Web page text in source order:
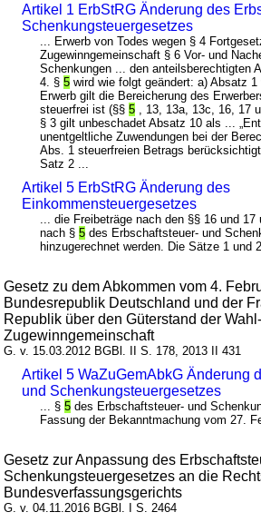
Artikel 1 ErbStRG Änderung des
Schenkungsteuergesetzes
... Erwerb von Todes wegen § 4
Zugewinngemeinschaft § 6 Vor- und
Schenkungen ... den anteilsberechtigten
4. §5 wird wie folgt geändert: a) Absatz
Erwerb gilt die Bereicherung des
steuerfrei ist (§§5 , 13, 13a, 13c, 16, 17
§ 3 gilt unbeschadet Absatz 10 als ...
unentgeltliche Zuwendungen bei der
Abs. 1 steuerfreien Betrags
Satz 2 ...
Artikel 5 ErbStRG Änderung des
Einkommensteuergesetzes
... die Freibeträge nach den §§ 16 und
nach §5 des Erbschaftsteuer- und
hinzugerechnet werden. Die Sätze 1 und 2
Gesetz zu dem Abkommen vom 4.
Bundesrepublik Deutschland und der
Republik über den Güterstand der Wahl-
Zugewinngemeinschaft
G. v. 15.03.2012 BGBl. II S. 178, 2013 II 431
Artikel 5 WaZuGemAbkG Änderung
und Schenkungsteuergesetzes
... §5 des Erbschaftsteuer- und
Fassung der Bekanntmachung vom 27.
Gesetz zur Anpassung des
Schenkungsteuergesetzes an die
Bundesverfassungsgerichts
G. v. 04.11.2016 BGBl. I S. 2464